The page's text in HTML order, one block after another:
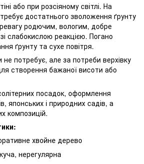
або при розсіяному світлі. На
достатнього зволоження ґрунту
родючим, вологим, добре
слабокислою реакцією. Погано
ґрунту та сухе повітря.
не потребує, але за потреби верхівку
створення бажаної висоти або
посадок, оформлення
японських і природних садів, а
композицій.
хвойне дерево
нерегулярна